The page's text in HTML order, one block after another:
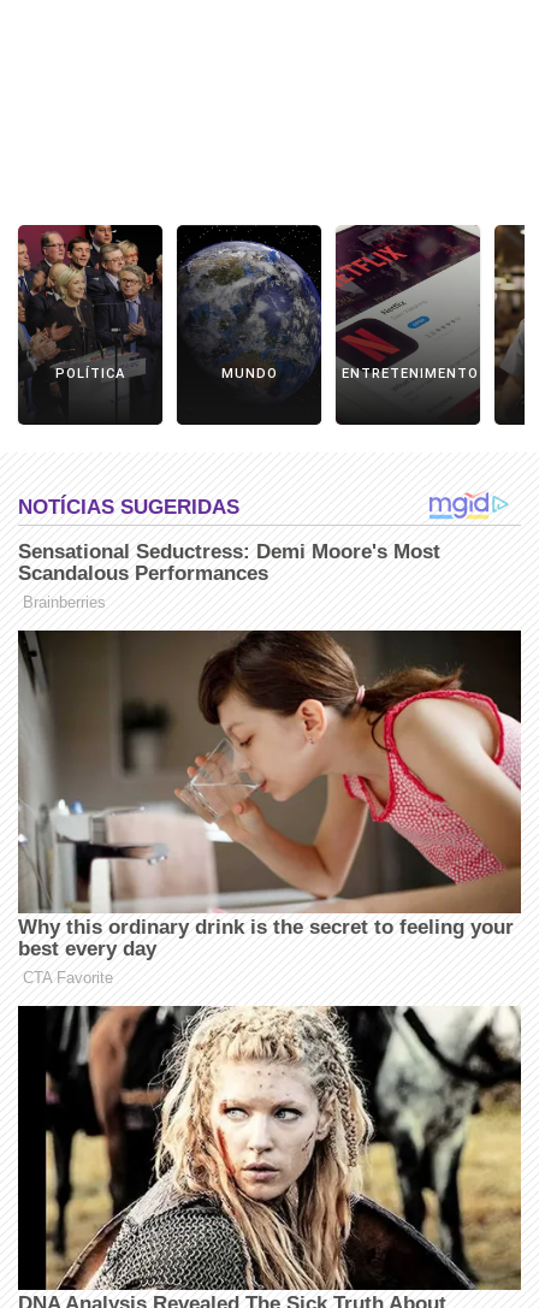
POLÍTICA MUNDO ENTRETENIMENTO